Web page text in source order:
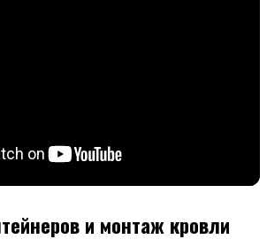
и монтаж кровли